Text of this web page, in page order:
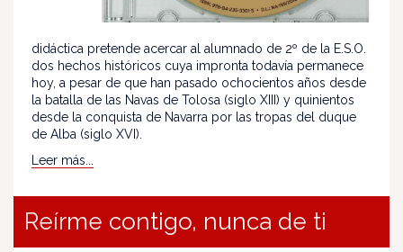
didáctica pretende acercar al alumnado de 2º de la E.S.O.
dos hechos históricos cuya impronta todavía permanece
hoy, a pesar de que han pasado ochocientos años desde
la batalla de las Navas de Tolosa (siglo XIII) y quinientos
desde la conquista de Navarra por las tropas del duque
de Alba (siglo XVI).
Leer más...
Reírme contigo, nunca de ti